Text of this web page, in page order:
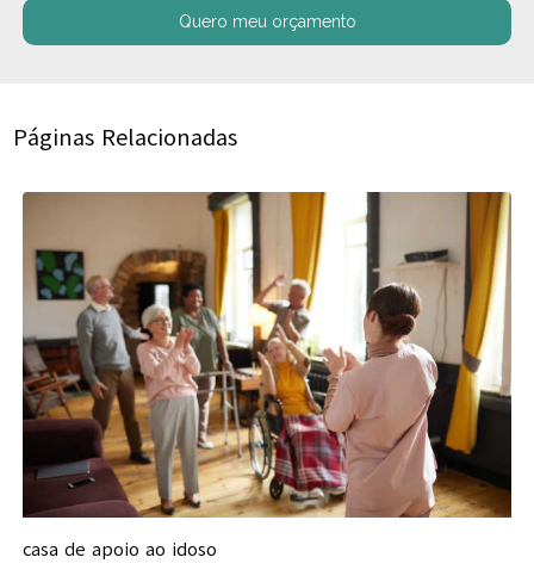
Quero meu orçamento
Páginas Relacionadas
casa de apoio ao idoso